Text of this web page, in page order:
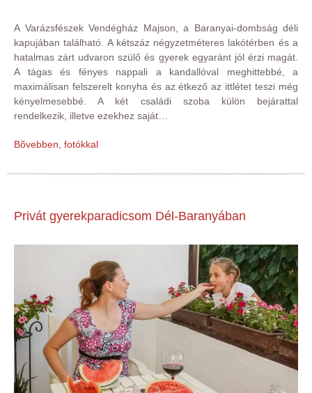
A Varázsfészek Vendégház Majson, a Baranyai-dombság déli
kapujában található. A kétszáz négyzetméteres lakótérben és a
hatalmas zárt udvaron szülő és gyerek egyaránt jól érzi magát.
A tágas és fényes nappali a kandallóval meghittebbé, a
maximálisan felszerelt konyha és az étkező az ittlétet teszi még
kényelmesebbé. A két családi szoba külön bejárattal
rendelkezik, illetve ezekhez saját…
Bõvebben, fotókkal
Privát gyerekparadicsom Dél-Baranyában